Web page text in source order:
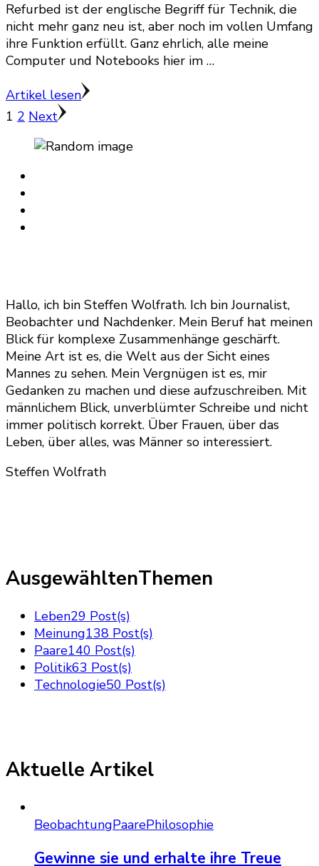
Refurbed ist der englische Begriff für Technik, die
nicht mehr ganz neu ist, aber noch im vollen Umfang
ihre Funktion erfüllt. Ganz ehrlich, alle meine
Computer und Notebooks hier im …
Artikel lesen
Seitennummerierung
der
Beiträge
Page
1 Page
2 Next
Hallo, ich bin Steffen Wolfrath. Ich bin Journalist,
Beobachter und Nachdenker. Mein Beruf hat meinen
Blick für komplexe Zusammenhänge geschärft.
Meine Art ist es, die Welt aus der Sicht eines
Mannes zu sehen. Mein Vergnügen ist es, mir
Gedanken zu machen und diese aufzuschreiben. Mit
männlichem Blick, unverblümter Schreibe und nicht
immer politisch korrekt. Über Frauen, über das
Leben, über alles, was Männer so interessiert.
Steffen Wolfrath
AusgewähltenThemen
Leben29 Post(s)
Meinung138 Post(s)
Paare140 Post(s)
Politik63 Post(s)
Technologie50 Post(s)
Aktuelle Artikel
BeobachtungPaarePhilosophie
Gewinne sie und erhalte ihre Treue